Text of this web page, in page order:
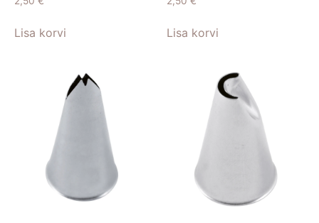
Lisa korvi Lisa korvi